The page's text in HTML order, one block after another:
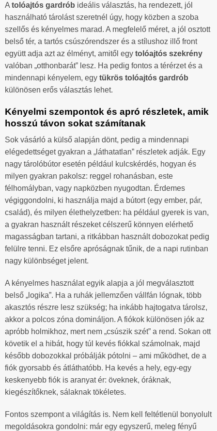
A tolóajtós gardrób ideális választás, ha rendezett, jól
használható tárolást szeretnél úgy, hogy közben a szoba
szellős és kényelmes marad. A megfelelő méret, a jól osztott
belső tér, a tartós csúszórendszer és a stílushoz illő front
együtt adja azt az élményt, amitől egy tolóajtós szekrény
valóban „otthonbarát” lesz. Ha pedig fontos a térérzet és a
mindennapi kényelem, egy tükrös tolóajtós gardrób
különösen erős választás lehet.
Kényelmi szempontok és apró részletek, amik
hosszú távon sokat számítanak
Sok vásárló a külső alapján dönt, pedig a mindennapi
elégedettséget gyakran a „láthatatlan” részletek adják. Egy
nagy tárolóbútor esetén például kulcskérdés, hogyan és
milyen gyakran pakolsz: reggel rohanásban, este
félhomályban, vagy napközben nyugodtan. Érdemes
végiggondolni, ki használja majd a bútort (egy ember, pár,
család), és milyen élethelyzetben: ha például gyerek is van,
a gyakran használt részeket célszerű könnyen elérhető
magasságban tartani, a ritkábban használt dobozokat pedig
felülre tenni. Ez elsőre apróságnak tűnik, de a napi rutinban
nagy különbséget jelent.
A kényelmes használat egyik alapja a jól megválasztott
belső „logika”. Ha a ruhák jellemzően vállfán lógnak, több
akasztós részre lesz szükség; ha inkább hajtogatva tárolsz,
akkor a polcos zóna domináljon. A fiókok különösen jók az
apróbb holmikhoz, mert nem „csúszik szét” a rend. Sokan ott
követik el a hibát, hogy túl kevés fiókkal számolnak, majd
később dobozokkal próbálják pótolni – ami működhet, de a
fiók gyorsabb és átláthatóbb. Ha kevés a hely, egy-egy
keskenyebb fiók is aranyat ér: öveknek, óráknak,
kiegészítőknek, sálaknak tökéletes.
Fontos szempont a világítás is. Nem kell feltétlenül bonyolult
megoldásokra gondolni: már egy egyszerű, meleg fényű